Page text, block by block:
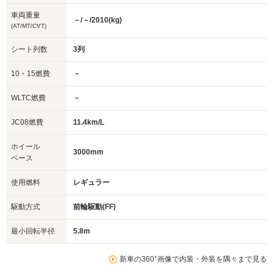
車両重量
(AT/MT/CVT)
－/－/2010(kg)
シート列数 3列
10・15燃費 －
WLTC燃費 －
JC08燃費 11.4km/L
ホイール
ベース
3000mm
使用燃料 レギュラー
駆動方式 前輪駆動(FF)
最小回転半径 5.8m
新車の360°画像で内装・外装を隅々まで見る